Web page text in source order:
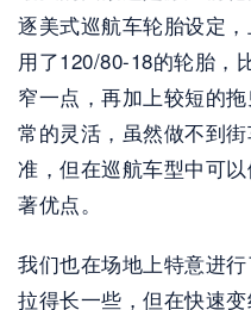
逐美式巡航车轮胎设定
用了120/80-18的轮胎，
窄一点，再加上较短的
常的灵活，虽然做不到
准，但在巡航车型中可
著优点。
我们也在场地上特意进
拉得长一些，但在快速